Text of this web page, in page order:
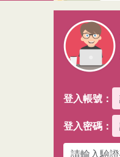
登入帳號：
登入密碼：
圖形驗證碼